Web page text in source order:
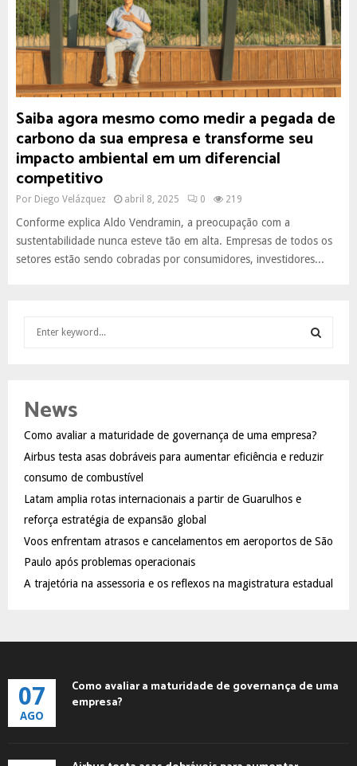
Saiba agora mesmo como medir a pegada de
carbono da sua empresa e transforme seu
impacto ambiental em um diferencial
competitivo
Por Diego Velázquez abril 8, 2025 0 219
Conforme explica Aldo Vendramin, a preocupação com a
sustentabilidade nunca esteve tão em alta. Empresas de todos os
setores estão sendo cobradas por consumidores, investidores...
h
o
r
:
R
News
Como avaliar a maturidade de governança de uma empresa?
Airbus testa asas dobráveis para aumentar eficiência e reduzir
consumo de combustível
Latam amplia rotas internacionais a partir de Guarulhos e
reforça estratégia de expansão global
Voos enfrentam atrasos e cancelamentos em aeroportos de São
Paulo após problemas operacionais
A trajetória na assessoria e os reflexos na magistratura estadual
07
AGO
Como avaliar a maturidade de governança de uma
empresa?